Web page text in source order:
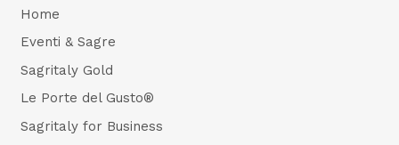
Home
Eventi & Sagre
Sagritaly Gold
Le Porte del Gusto®
Sagritaly for Business